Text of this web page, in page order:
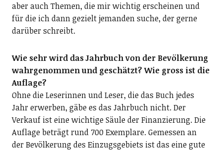
aber auch Themen, die mir wichtig erscheinen und
für die ich dann gezielt jemanden suche, der gerne
darüber schreibt.
Wie sehr wird das Jahrbuch von der Bevölkerung
wahrgenommen und geschätzt? Wie gross ist die
Auflage?
Ohne die Leserinnen und Leser, die das Buch jedes
Jahr erwerben, gäbe es das Jahrbuch nicht. Der
Verkauf ist eine wichtige Säule der Finanzierung. Die
Auflage beträgt rund 700 Exemplare. Gemessen an
der Bevölkerung des Einzugsgebiets ist das eine gute